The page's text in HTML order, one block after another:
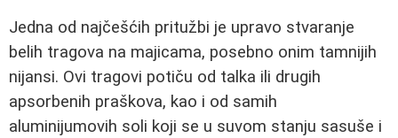
Jedna od najčešćih pritužbi je upravo stvaranje
belih tragova na majicama, posebno onim tamnijih
nijansi. Ovi tragovi potiču od talka ili drugih
apsorbenih praškova, kao i od samih
aluminijumovih soli koji se u suvom stanju sasuše i